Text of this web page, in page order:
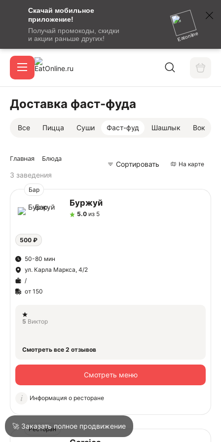
Скачай мобильное
приложение!
Получай промокоды, скидки
и акции раньше других!
Eatonline
сообщение
кодом
подтверждения
Акции
Написать в техподдержку
Доставка фаст-фуда
Все Пицца Суши Фаст-фуд Шашлык Вок
Главная Блюда
3 заведения
Сортировать На карте
Бар
Буржуй
5.0из 5
500 ₽
50-80 мин
ул. Карла Маркса, 4/2
/
от 150
5 Виктор
Смотреть все 2 отзывов
Смотреть меню
Информация о ресторане
Ресторан
🚀 Заказать полное продвижение